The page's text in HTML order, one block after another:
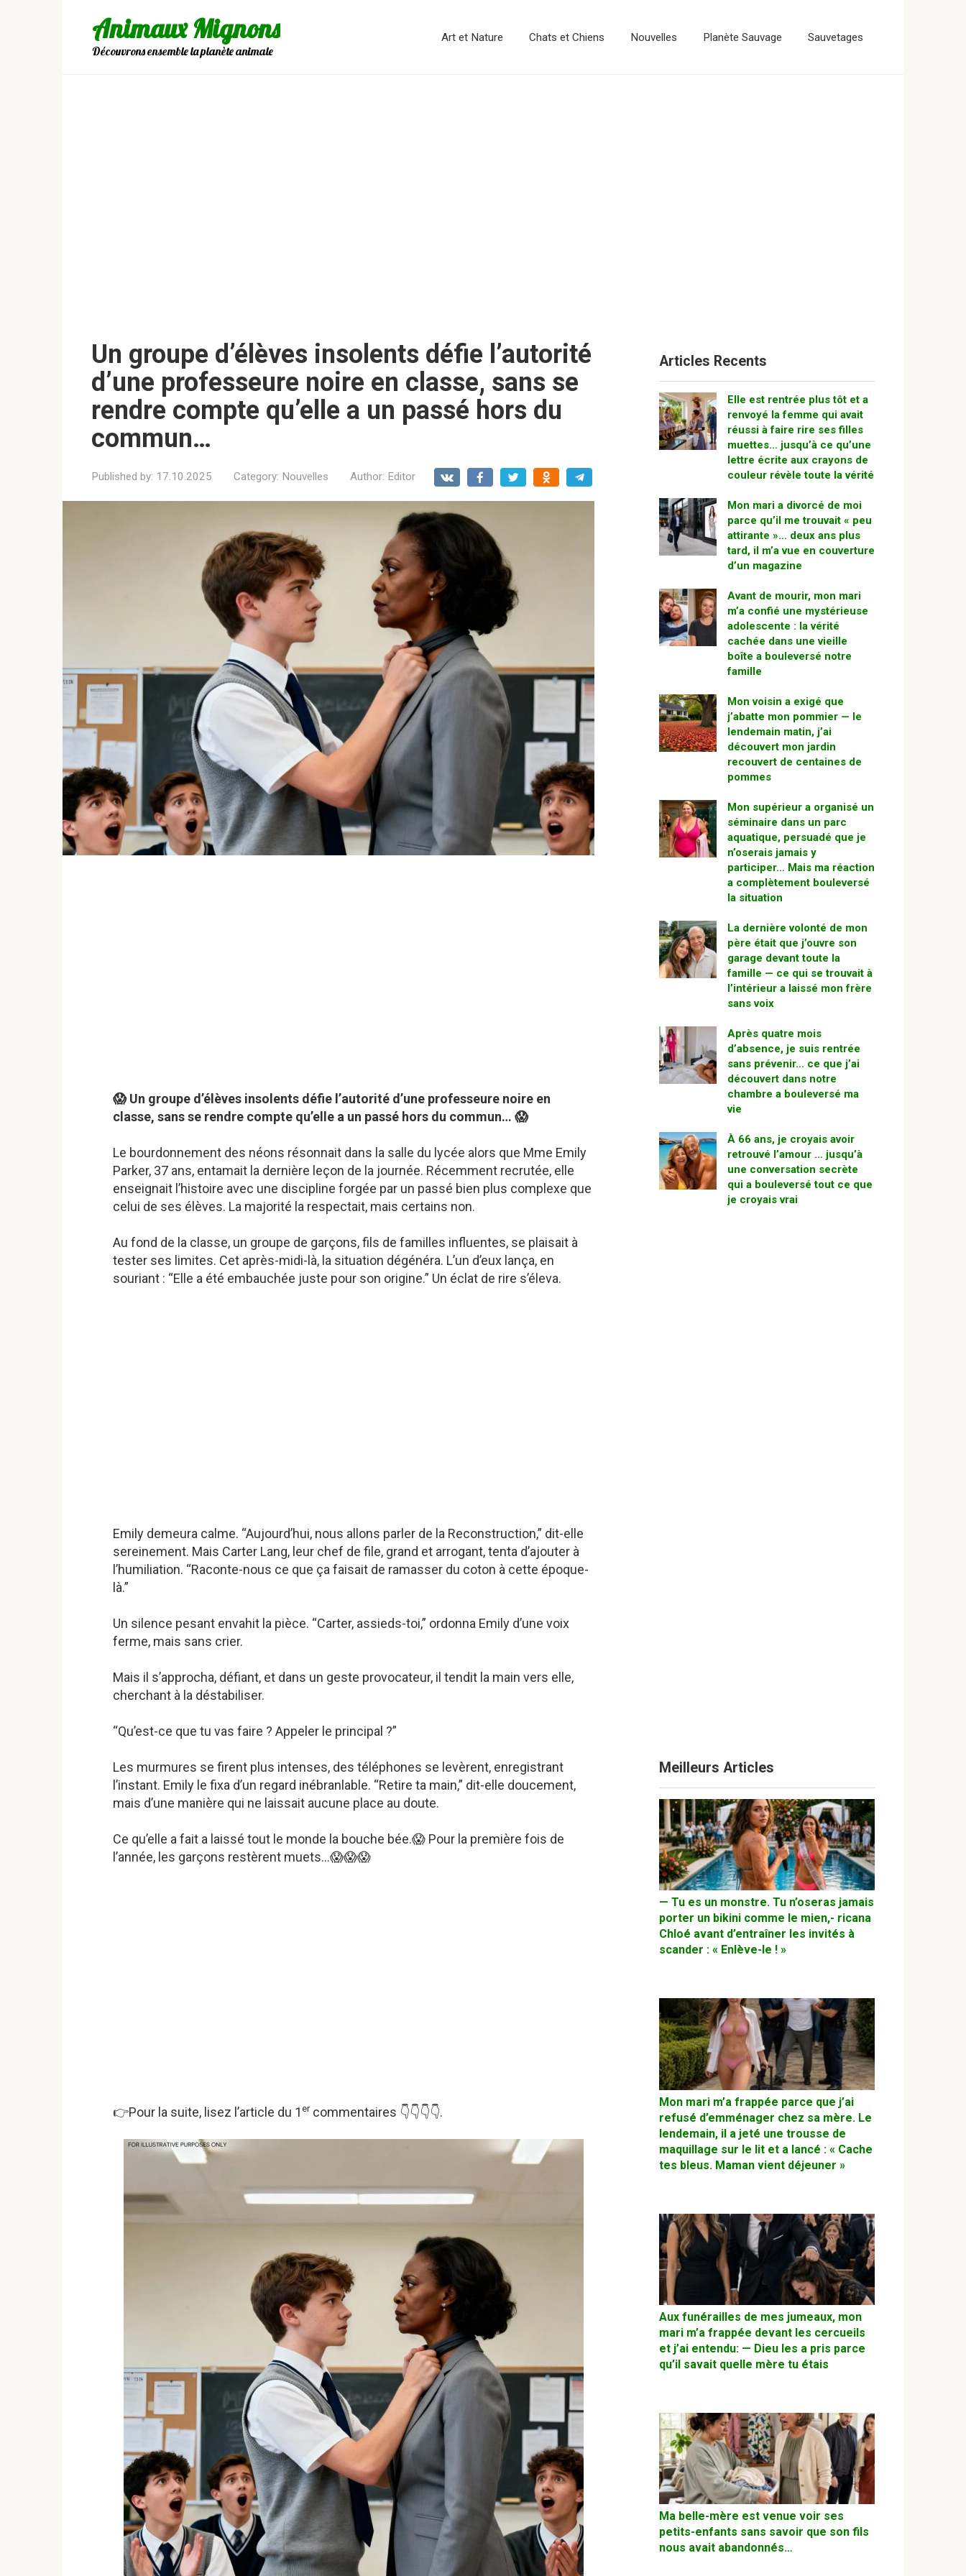
Animaux Mignons
Découvrons ensemble la planète animale
Art et Nature Chats et Chiens Nouvelles Planète Sauvage Sauvetages
Un groupe d’élèves insolents défie l’autorité
d’une professeure noire en classe, sans se
rendre compte qu’elle a un passé hors du
commun…
Published by: 17.10.2025 Category: Nouvelles Author: Editor
😱 Un groupe d’élèves insolents défie l’autorité d’une professeure noire en
classe, sans se rendre compte qu’elle a un passé hors du commun… 😱
Le bourdonnement des néons résonnait dans la salle du lycée alors que Mme Emily
Parker, 37 ans, entamait la dernière leçon de la journée. Récemment recrutée, elle
enseignait l’histoire avec une discipline forgée par un passé bien plus complexe que
celui de ses élèves. La majorité la respectait, mais certains non.
Au fond de la classe, un groupe de garçons, fils de familles influentes, se plaisait à
tester ses limites. Cet après-midi-là, la situation dégénéra. L’un d’eux lança, en
souriant : “Elle a été embauchée juste pour son origine.” Un éclat de rire s’éleva.
Emily demeura calme. “Aujourd’hui, nous allons parler de la Reconstruction,” dit-elle
sereinement. Mais Carter Lang, leur chef de file, grand et arrogant, tenta d’ajouter à
l’humiliation. “Raconte-nous ce que ça faisait de ramasser du coton à cette époque-
là.”
Un silence pesant envahit la pièce. “Carter, assieds-toi,” ordonna Emily d’une voix
ferme, mais sans crier.
Mais il s’approcha, défiant, et dans un geste provocateur, il tendit la main vers elle,
cherchant à la déstabiliser.
“Qu’est-ce que tu vas faire ? Appeler le principal ?”
Les murmures se firent plus intenses, des téléphones se levèrent, enregistrant
l’instant. Emily le fixa d’un regard inébranlable. “Retire ta main,” dit-elle doucement,
mais d’une manière qui ne laissait aucune place au doute.
Ce qu’elle a fait a laissé tout le monde la bouche bée.😱 Pour la première fois de
l’année, les garçons restèrent muets…😱😱😱
👉Pour la suite, lisez l’article du 1ercommentaires 👇👇👇👇.
Articles Recents
Elle est rentrée plus tôt et a
renvoyé la femme qui avait
réussi à faire rire ses filles
muettes… jusqu’à ce qu’une
lettre écrite aux crayons de
couleur révèle toute la vérité
Mon mari a divorcé de moi
parce qu’il me trouvait « peu
attirante »… deux ans plus
tard, il m’a vue en couverture
d’un magazine
Avant de mourir, mon mari
m’a confié une mystérieuse
adolescente : la vérité
cachée dans une vieille
boîte a bouleversé notre
famille
Mon voisin a exigé que
j’abatte mon pommier — le
lendemain matin, j’ai
découvert mon jardin
recouvert de centaines de
pommes
Mon supérieur a organisé un
séminaire dans un parc
aquatique, persuadé que je
n’oserais jamais y
participer… Mais ma réaction
a complètement bouleversé
la situation
La dernière volonté de mon
père était que j’ouvre son
garage devant toute la
famille — ce qui se trouvait à
l’intérieur a laissé mon frère
sans voix
Après quatre mois
d’absence, je suis rentrée
sans prévenir… ce que j’ai
découvert dans notre
chambre a bouleversé ma
vie
À 66 ans, je croyais avoir
retrouvé l’amour … jusqu’à
une conversation secrète
qui a bouleversé tout ce que
je croyais vrai
Meilleurs Articles
— Tu es un monstre. Tu n’oseras jamais
porter un bikini comme le mien,- ricana
Chloé avant d’entraîner les invités à
scander : « Enlève-le ! »
Mon mari m’a frappée parce que j’ai
refusé d’emménager chez sa mère. Le
lendemain, il a jeté une trousse de
maquillage sur le lit et a lancé : « Cache
tes bleus. Maman vient déjeuner »
Aux funérailles de mes jumeaux, mon
mari m’a frappée devant les cercueils
et j’ai entendu: — Dieu les a pris parce
qu’il savait quelle mère tu étais
Ma belle-mère est venue voir ses
petits-enfants sans savoir que son fils
nous avait abandonnés…